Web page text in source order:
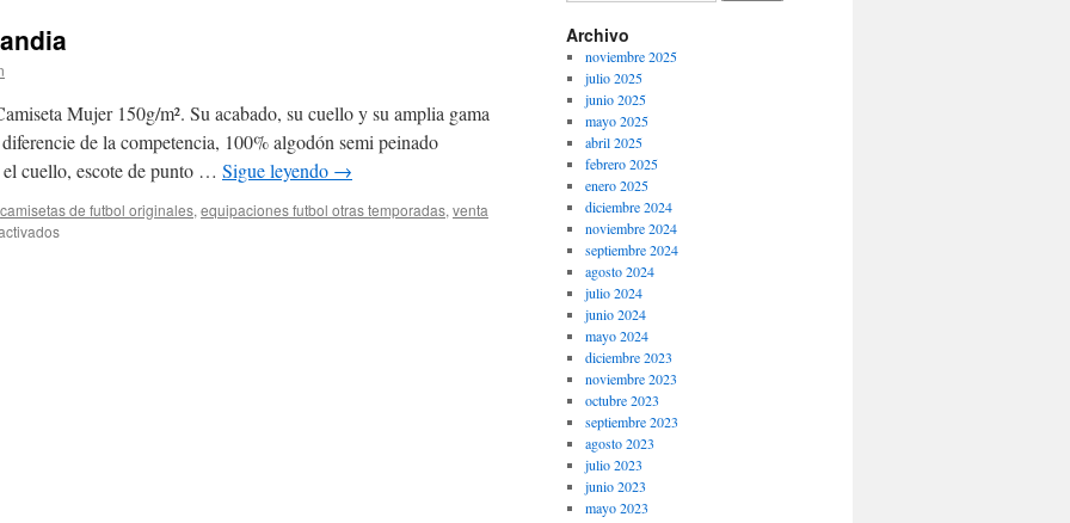
Mujer 150g/m². Su acabado, su cuello y su amplia gama
de la competencia, 100% algodón semi peinado
el cuello, escote de punto … Sigue leyendo →
camisetas de futbol originales, equipaciones futbol otras temporadas, venta
en
Archivo
noviembre 2025
julio 2025
junio 2025
mayo 2025
abril 2025
febrero 2025
enero 2025
diciembre 2024
noviembre 2024
septiembre 2024
agosto 2024
julio 2024
junio 2024
mayo 2024
diciembre 2023
noviembre 2023
octubre 2023
septiembre 2023
agosto 2023
julio 2023
junio 2023
mayo 2023